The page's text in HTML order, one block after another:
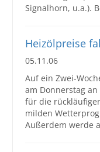
Signalhorn, u.a.).
Heizölpreise
05.11.06
Auf ein Zwei-
am Donnerstag
für die
milden
Außerdem werde